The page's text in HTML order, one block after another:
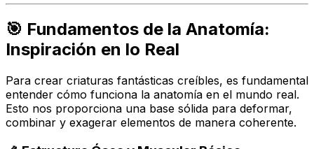
🎯 Fundamentos de la Anatomía:
Inspiración en lo Real
Para crear criaturas fantásticas creíbles, es fundamental
entender cómo funciona la anatomía en el mundo real.
Esto nos proporciona una base sólida para deformar,
combinar y exagerar elementos de manera coherente.